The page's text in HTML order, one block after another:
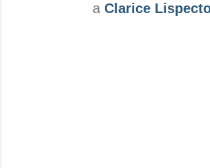
a Clarice